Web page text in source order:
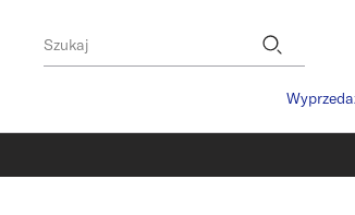
Szukaj